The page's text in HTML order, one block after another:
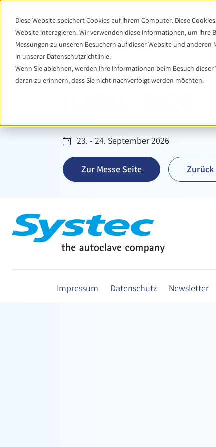
Diese Website speichert Cookies auf Ihrem Computer. Diese
Website interagieren. Wir verwenden diese Informationen, um Ihre
Messungen zu unseren Besuchern auf dieser Website und
in unserer Datenschutzrichtlinie.
Wenn Sie ablehnen, werden Ihre Informationen beim Besuch
daran zu erinnern, dass Sie nicht nachverfolgt werden möchten.
EVENT
23. - 24. September 2026
Zur Messe Seite Zurück
Impressum Datenschutz Newsletter